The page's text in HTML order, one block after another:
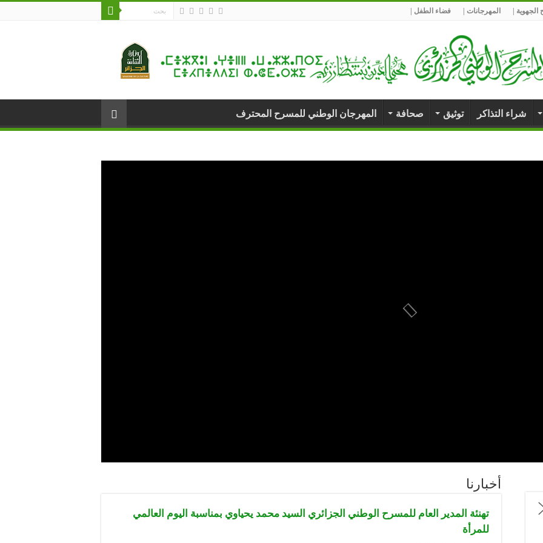
الجهوية | المهرجانات | فضاء الطفل |
شراء التذاكر توثيق صحافة المهرجان الوطني للمسرح المحترف
أخبارنا
تهنئة المدير العام للمسرح الوطني الجزائري السيد محمد يحياوي بمناسبة اليوم العالمي
للمرأة